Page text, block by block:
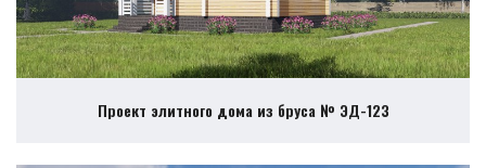
Проект элитного дома из бруса № ЭД-123